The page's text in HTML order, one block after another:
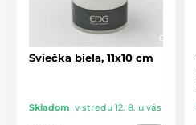
Sviečka biela, 11x10 cm
Skladom, v stredu 12. 8. u vás